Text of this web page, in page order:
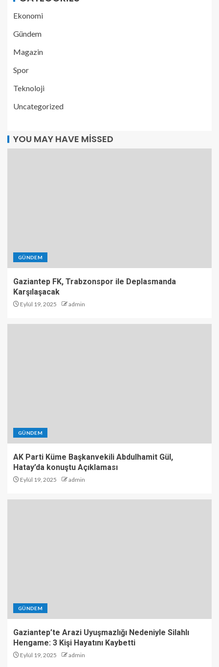
Ekonomi
Gündem
Magazin
Spor
Teknoloji
Uncategorized
YOU MAY HAVE MISSED
GÜNDEM
Gaziantep FK, Trabzonspor ile Deplasmanda
Karşılaşacak
Eylül 19, 2025 admin
GÜNDEM
AK Parti Küme Başkanvekili Abdulhamit Gül,
Hatay’da konuştu Açıklaması
Eylül 19, 2025 admin
GÜNDEM
Gaziantep’te Arazi Uyuşmazlığı Nedeniyle Silahlı
Hengame: 3 Kişi Hayatını Kaybetti
Eylül 19, 2025 admin